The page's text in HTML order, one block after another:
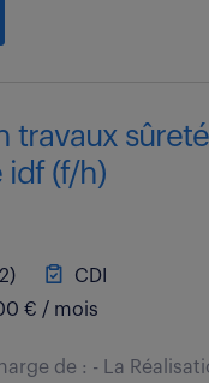
travaux
idf (f/h)
CDI
€ / mois
de : - La